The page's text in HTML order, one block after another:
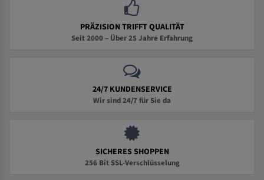
PRÄZISION TRIFFT QUALITÄT
Seit 2000 – Über 25 Jahre Erfahrung
24/7 KUNDENSERVICE
Wir sind 24/7 für Sie da
SICHERES SHOPPEN
256 Bit SSL-Verschlüsselung